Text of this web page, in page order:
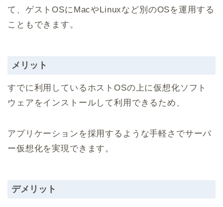
て、ゲストOSにMacやLinuxなど別のOSを運用する
こともできます。
メリット
すでに利用しているホストOSの上に仮想化ソフト
ウェアをインストールして利用できるため、
アプリケーションを採用するような手軽さでサーバ
ー仮想化を実現できます。
デメリット